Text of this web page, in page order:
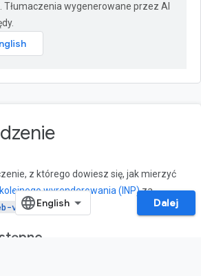
wygenerowane przez AI
z którego dowiesz się, jak mierzyć
wyrenderowania (INP)za
vitals .
HTML i JavaScript.
Dalej